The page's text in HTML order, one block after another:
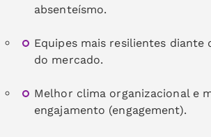
absenteísmo.
Equipes mais resilientes diante
do mercado.
Melhor clima organizacional e
engajamento (engagement).